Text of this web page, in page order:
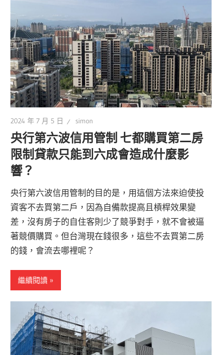
2024 年 7 月 5 日 simon
央行第六波信用管制 七都購買第二房
限制貸款只能到六成會造成什麼影
響？
央行第六波信用管制的目的是，用這個方法來迫使投
資客不去買第二戶，因為自備款提高且槓桿效果變
差，沒有房子的自住客則少了競爭對手，就不會被逼
著競價購買。但台灣現在錢很多，這些不去買第二房
的錢，會流去哪裡呢？
繼續閱讀